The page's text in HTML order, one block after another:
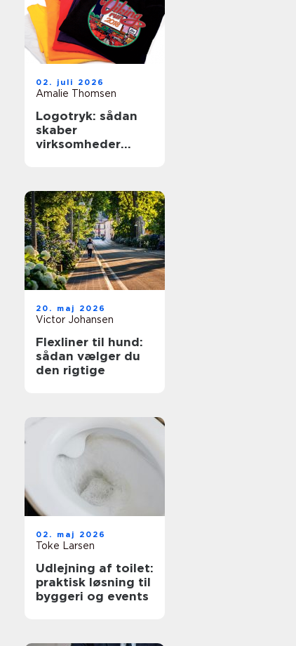
02. juli 2026
Amalie Thomsen
Logotryk: sådan
skaber
virksomheder
20. maj 2026
Victor Johansen
Flexliner til hund:
sådan vælger du
den rigtige
02. maj 2026
Toke Larsen
Udlejning af toilet:
praktisk løsning til
byggeri og events